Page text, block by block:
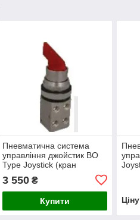
Пневматична система
управління джойстик BO
Type Joystick (кран
підйому кузова) Hipomak
3 550₴
Купити